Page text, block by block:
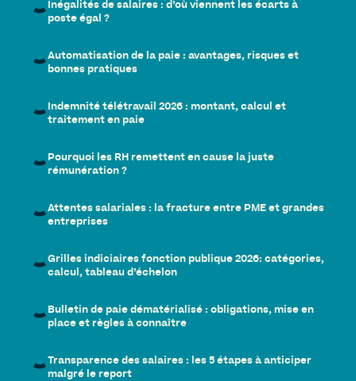
Inégalités de salaires : d’où viennent les écarts à
poste égal ?
Automatisation de la paie : avantages, risques et
bonnes pratiques
Indemnité télétravail 2026 : montant, calcul et
traitement en paie
Pourquoi les RH remettent en cause la juste
rémunération ?
Attentes salariales : la fracture entre PME et grandes
entreprises
Grilles indiciaires fonction publique 2026: catégories,
calcul, tableau d’échelon
Bulletin de paie dématérialisé : obligations, mise en
place et règles à connaître
Transparence des salaires : les 5 étapes à anticiper
malgré le report